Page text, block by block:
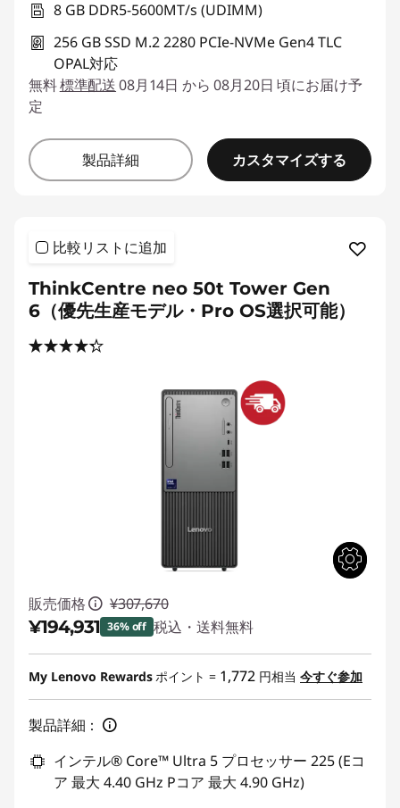
8 GB DDR5-5600MT/s (UDIMM)
256 GB SSD M.2 2280 PCIe-NVMe Gen4 TLC
OPAL対応
無料標準配送08月14日 から 08月20日 頃にお届け予
定
製品詳細 カスタマイズする
比較リストに追加
ThinkCentre neo 50t Tower Gen
6（優先生産モデル・Pro OS選択可能）
販売価格 ¥307,670
¥194,931 36% off 税込・送料無料
特別割引 :-¥112,739
My Lenovo Rewardsポイント = 1,772 円相当 今すぐ参加
製品詳細：
インテル® Core™ Ultra 5 プロセッサー 225 (Eコ
ア 最大 4.40 GHz Pコア 最大 4.90 GHz)